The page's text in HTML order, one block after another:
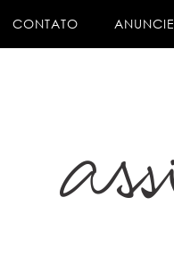
CONTATO ANUNCIE